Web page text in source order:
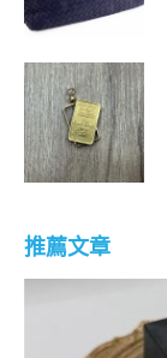
推薦文章